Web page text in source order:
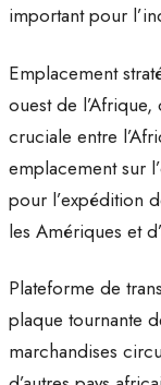
important pour
Emplacement
ouest de
cruciale entre
emplacement sur
pour l’expédition
les Amériques et
Plateforme de
plaque tournante
marchandises